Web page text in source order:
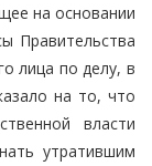
на основании
Правительства
лица по делу, в
на то, что
власти
утратившим